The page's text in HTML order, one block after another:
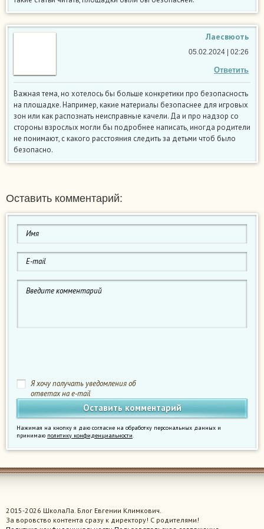
Лаесвюоть
Ответить
05.02.2024 | 02:26
Важная тема, но хотелось бы больше конкретики про безопасность
на площадке. Например, какие материалы безопаснее для игровых
зон или как распознать неисправные качели. Да и про надзор со
стороны взрослых могли бы подробнее написать, иногда родители
не понимают, с какого расстояния следить за детьми чтоб было
безопасно.
Оставить комментарий:
Я хочу получать уведомления об
ответах на e-mail
Нажимая на кнопку я даю согласие на обработку персональных данных и
принимаю политику конфиденциальности.
2015-2026 ШколаЛа. Блог Евгении Климкович.
За воровство контента сразу к директору! С родителями!